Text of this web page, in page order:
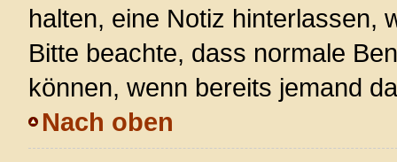
halten, eine Notiz hinterlassen,
Bitte beachte, dass normale
können, wenn bereits jemand
Nach oben